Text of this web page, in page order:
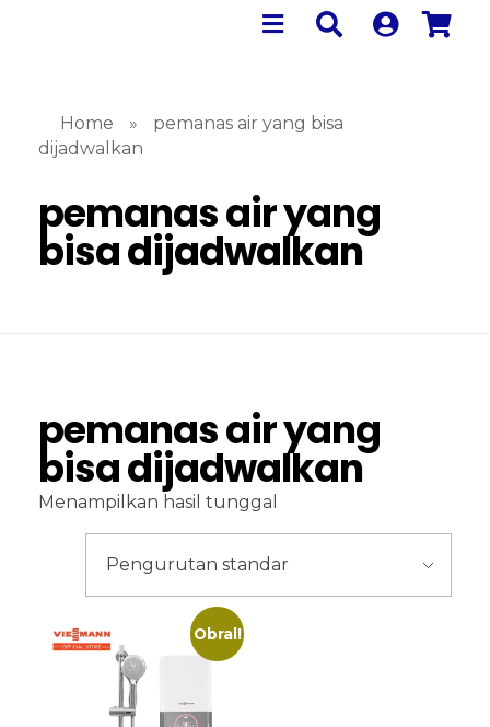
Home »
pemanas air yang bisa
dijadwalkan
pemanas air yang
bisa dijadwalkan
pemanas air yang
bisa dijadwalkan
Menampilkan hasil tunggal
Obral!